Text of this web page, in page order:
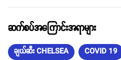
ဆက်စပ်အကြောင်းအရာများ
ချယ်ဆီး CHELSEA COVID 19